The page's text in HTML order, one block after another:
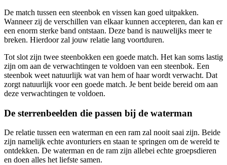
De match tussen een steenbok en vissen kan goed uitpakken.
Wanneer zij de verschillen van elkaar kunnen accepteren, dan kan er
een enorm sterke band ontstaan. Deze band is nauwelijks meer te
breken. Hierdoor zal jouw relatie lang voortduren.
Tot slot zijn twee steenbokken een goede match. Het kan soms lastig
zijn om aan de verwachtingen te voldoen van een steenbok. Een
steenbok weet natuurlijk wat van hem of haar wordt verwacht. Dat
zorgt natuurlijk voor een goede match. Je bent beide bereid om aan
deze verwachtingen te voldoen.
De sterrenbeelden die passen bij de waterman
De relatie tussen een waterman en een ram zal nooit saai zijn. Beide
zijn namelijk echte avonturiers en staan te springen om de wereld te
ontdekken. De waterman en de ram zijn allebei echte groepsdieren
en doen alles het liefste samen.